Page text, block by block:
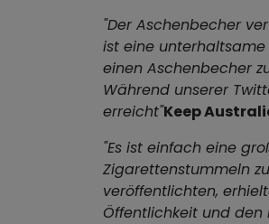
"Der Aschenbecher
ist eine
einen Aschenbecher
Während unserer
erreicht"Keep
"Es ist einfach eine
Zigarettenstummeln
veröffentlichten,
Öffentlichkeit und den